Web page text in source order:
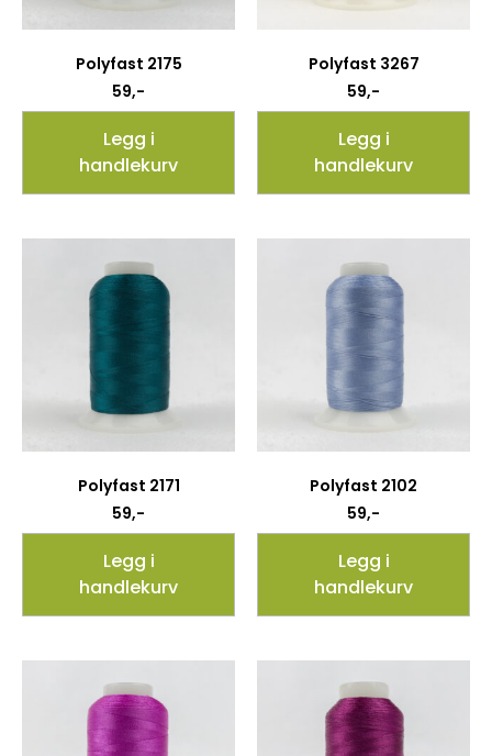
Polyfast 2175
59,-
Legg i
handlekurv
Polyfast 3267
59,-
Legg i
handlekurv
Polyfast 2171
59,-
Legg i
handlekurv
Polyfast 2102
59,-
Legg i
handlekurv